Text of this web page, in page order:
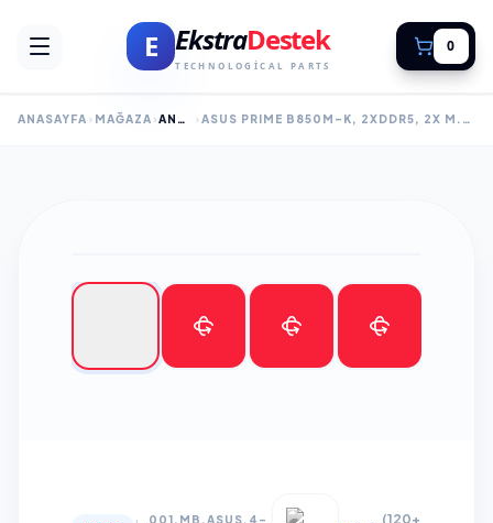
E EkstraDestek
TECHNOLOGICAL PARTS
0
ANASAYFA MAĞAZA ANAKART ASUS PRIME B850M-K, 2XDDR5, 2X M.2, DP, HDMI, AM5 SOKET ANAKART
001.MB.ASUS.4-
(120+